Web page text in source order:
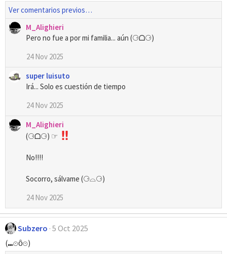
o
e
s
Ver comentarios previos…
M_Alighieri
Pero no fue a por mi familia... aún (⚆ᗝ⚆)
24 Nov 2025
super luisuto
Irá... Solo es cuestión de tiempo
24 Nov 2025
M_Alighieri
(⚆ᗝ⚆) ☞
No!!!!
Socorro, sálvame (⚆⌓⚆)
24 Nov 2025
Subzero 5 Oct 2025
(⁠⑉⁠⊙⁠ȏ⁠⊙⁠)